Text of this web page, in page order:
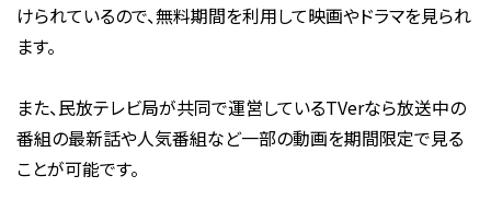
けられているので、無料期間を利用して映画やドラマを見られ
ます。
また、民放テレビ局が共同で運営しているTVerなら放送中の
番組の最新話や人気番組など一部の動画を期間限定で見る
ことが可能です。